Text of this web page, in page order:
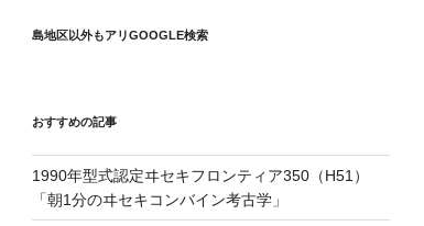
島地区以外もアリGOOGLE検索
おすすめの記事
1990年型式認定ヰセキフロンティア350（H51）
「朝1分のヰセキコンバイン考古学」